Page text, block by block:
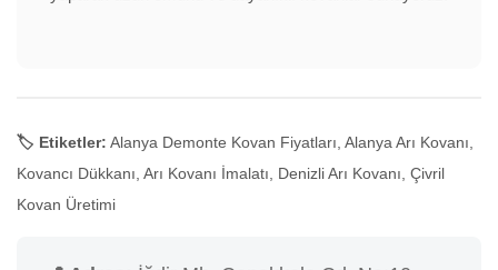
🏷️ Etiketler: Alanya Demonte Kovan Fiyatları, Alanya Arı Kovanı,
Kovancı Dükkanı, Arı Kovanı İmalatı, Denizli Arı Kovanı, Çivril
Kovan Üretimi